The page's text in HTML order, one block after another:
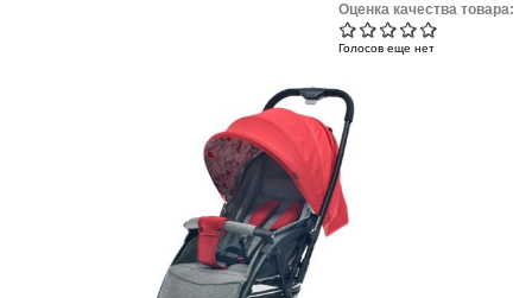
Оценка качества товара:
Голосов еще нет